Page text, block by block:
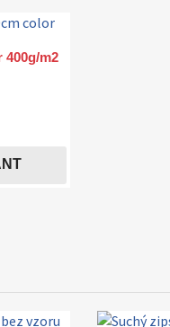
400g/m2